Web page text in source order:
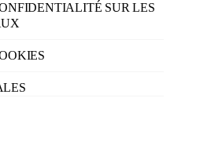
SUR LES